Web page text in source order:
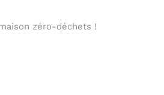
zéro-déchets !